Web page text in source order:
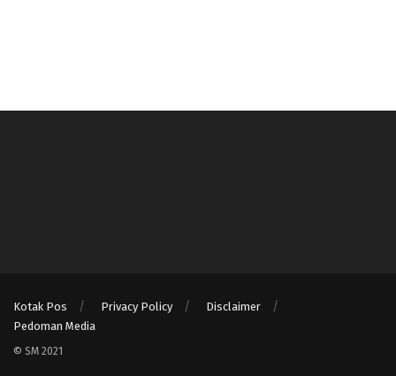
Kotak Pos Privacy Policy
Disclaimer
Pedoman Media
© SM 2021